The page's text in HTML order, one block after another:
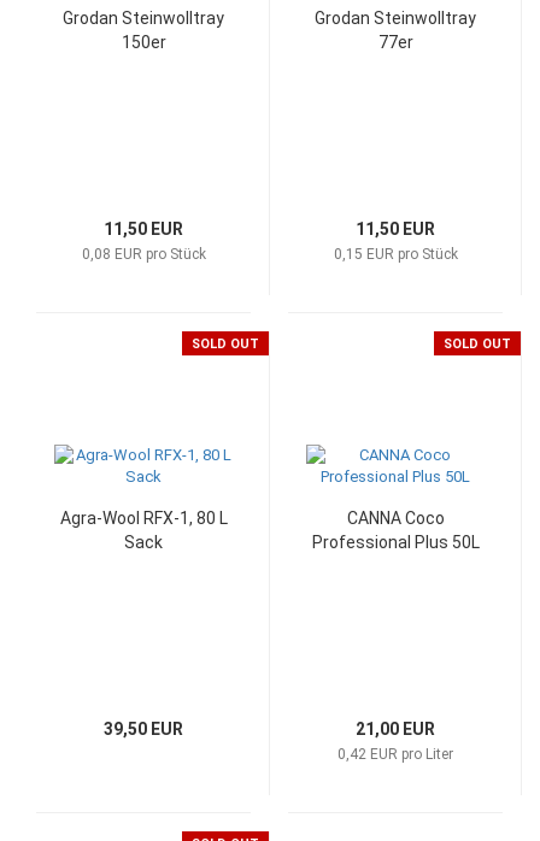
Grodan Steinwolltray
150er
11,50 EUR
0,08 EUR pro Stück
Grodan Steinwolltray
77er
11,50 EUR
0,15 EUR pro Stück
SOLD OUT
Agra-Wool RFX-1, 80 L
Sack
39,50 EUR
SOLD OUT
CANNA Coco
Professional Plus 50L
21,00 EUR
0,42 EUR pro Liter